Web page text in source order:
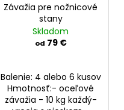
Závažia pre nožnicové
stany
Skladom
od 79 €
Balenie: 4 alebo 6 kusov
Hmotnosť:- oceľové
závažia - 10 kg každý-